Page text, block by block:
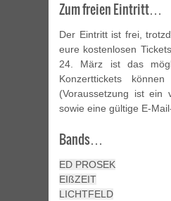
Zum freien Eintritt…
Der Eintritt ist frei,
eure kostenlosen
24. März ist das
Konzerttickets
(Voraussetzung ist ein
sowie eine gültige E-
Bands…
ED PROSEK
EIßZEIT
LICHTFELD